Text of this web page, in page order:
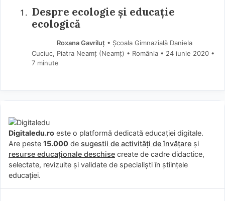
Despre ecologie și educație
ecologică
Roxana Gavriluț• Școala Gimnazială Daniela
Cuciuc, Piatra Neamț (Neamţ) • România
24 iunie 2020 •
7 minute
Digitaledu.ro este o platformă dedicată educației digitale.
Are peste 15.000 de sugestii de activități de învățare și
resurse educaționale deschise create de cadre didactice,
selectate, revizuite și validate de specialiști în științele
educației.